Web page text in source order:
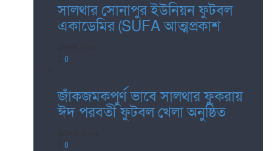
সালথার সোনাপুর ইউনিয়ন ফুটবল
একাডেমির (SUFA আত্মপ্রকাশ
0
জাঁকজমকপূর্ণ ভাবে সালথার ফুকরায়
ঈদ পরবর্তী ফুটবল খেলা অনুষ্ঠিত
0